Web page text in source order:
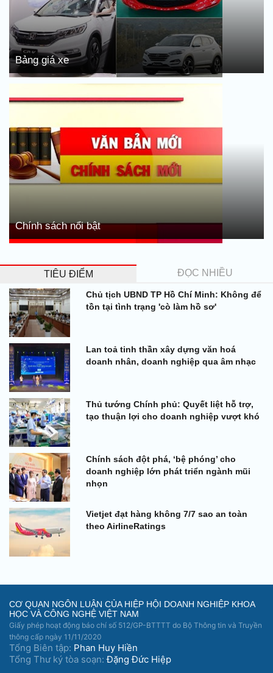
Bảng giá xe
Chính sách nổi bật
TIÊU ĐIỂM ĐỌC NHIỀU
Chủ tịch UBND TP Hồ Chí Minh: Không để
tồn tại tình trạng 'cò làm hồ sơ'
Lan toả tinh thần xây dựng văn hoá
doanh nhân, doanh nghiệp qua âm nhạc
Thủ tướng Chính phủ: Quyết liệt hỗ trợ,
tạo thuận lợi cho doanh nghiệp vượt khó
Chính sách đột phá, ‘bệ phóng’ cho
doanh nghiệp lớn phát triển ngành mũi
nhọn
Vietjet đạt hàng không 7/7 sao an toàn
theo AirlineRatings
CƠ QUAN NGÔN LUẬN CỦA HIỆP HỘI DOANH NGHIỆP KHOA
HỌC VÀ CÔNG NGHỆ VIỆT NAM
Giấy phép hoạt động báo chí số 512/GP-BTTTT do Bộ Thông tin và Truyền
thông cấp ngày 11/11/2020
Tổng Biên tập: Phan Huy Hiền
Tổng Thư ký tòa soạn:Đặng Đức Hiệp